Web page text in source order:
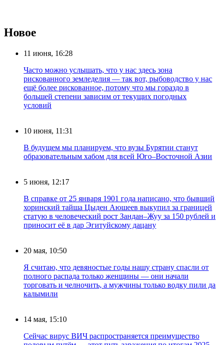
Новое
11 июня, 16:28
Часто можно услышать, что у нас здесь зона
рискованного земледелия — так вот, рыбоводство у нас
ещё более рискованное, потому что мы гораздо в
большей степени зависим от текущих погодных
условий
10 июня, 11:31
В будущем мы планируем, что вузы Бурятии станут
образовательным хабом для всей Юго–Восточной Азии
5 июня, 12:17
В справке от 25 января 1901 года написано, что бывший
хоринский тайша Цыден Аюшеев выкупил за границей
статую в человеческий рост Зандан–Жуу за 150 рублей и
приносит её в дар Эгитуйскому дацану
20 мая, 10:50
Я считаю, что девяностые годы нашу страну спасли от
полного распада только женщины — они начали
торговать и челночить, а мужчины только водку пили да
калымили
14 мая, 15:10
Сейчас вирус ВИЧ распространяется преимущество